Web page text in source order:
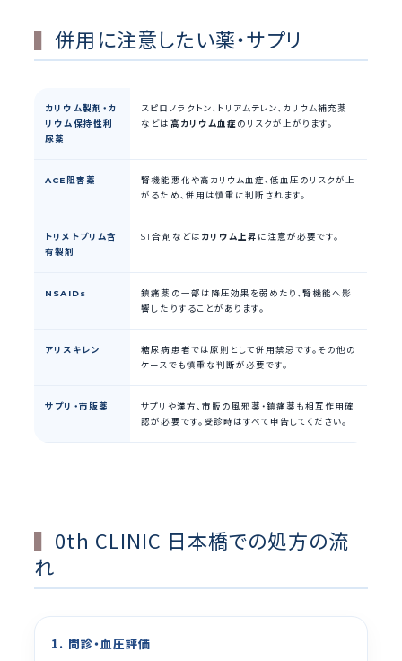
併用に注意したい薬・サプリ
カリウム製剤・カ
リウム保持性利
尿薬
スピロノラクトン、トリアムテレン、カリウム補充薬
などは 高カリウム血症のリスクが上がります。
ACE阻害薬
腎機能悪化や高カリウム血症、低血圧のリスクが上
がるため、併用は慎重に判断されます。
トリメトプリム含
有製剤
ST合剤などは カリウム上昇 に注意が必要です。
NSAIDs
鎮痛薬の一部は降圧効果を弱めたり、腎機能へ影
響したりすることがあります。
アリスキレン
糖尿病患者では原則として併用禁忌です。その他の
ケースでも慎重な判断が必要です。
サプリ・市販薬
サプリや漢方、市販の風邪薬・鎮痛薬も相互作用確
認が必要です。受診時はすべて申告してください。
0th CLINIC 日本橋での処方の流
れ
1. 問診・血圧評価